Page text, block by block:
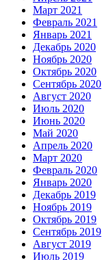
Март 2021
Февраль 2021
Январь 2021
Декабрь 2020
Ноябрь 2020
Октябрь 2020
Сентябрь 2020
Август 2020
Июль 2020
Июнь 2020
Май 2020
Апрель 2020
Март 2020
Февраль 2020
Январь 2020
Декабрь 2019
Ноябрь 2019
Октябрь 2019
Сентябрь 2019
Август 2019
Июль 2019